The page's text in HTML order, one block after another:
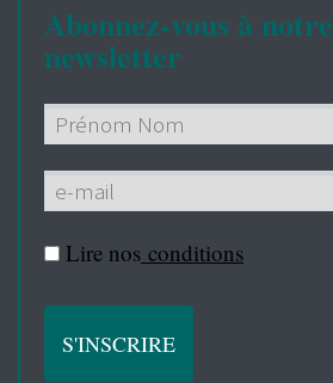
Abonnez-vous à notre
newsletter
Lire nos conditions